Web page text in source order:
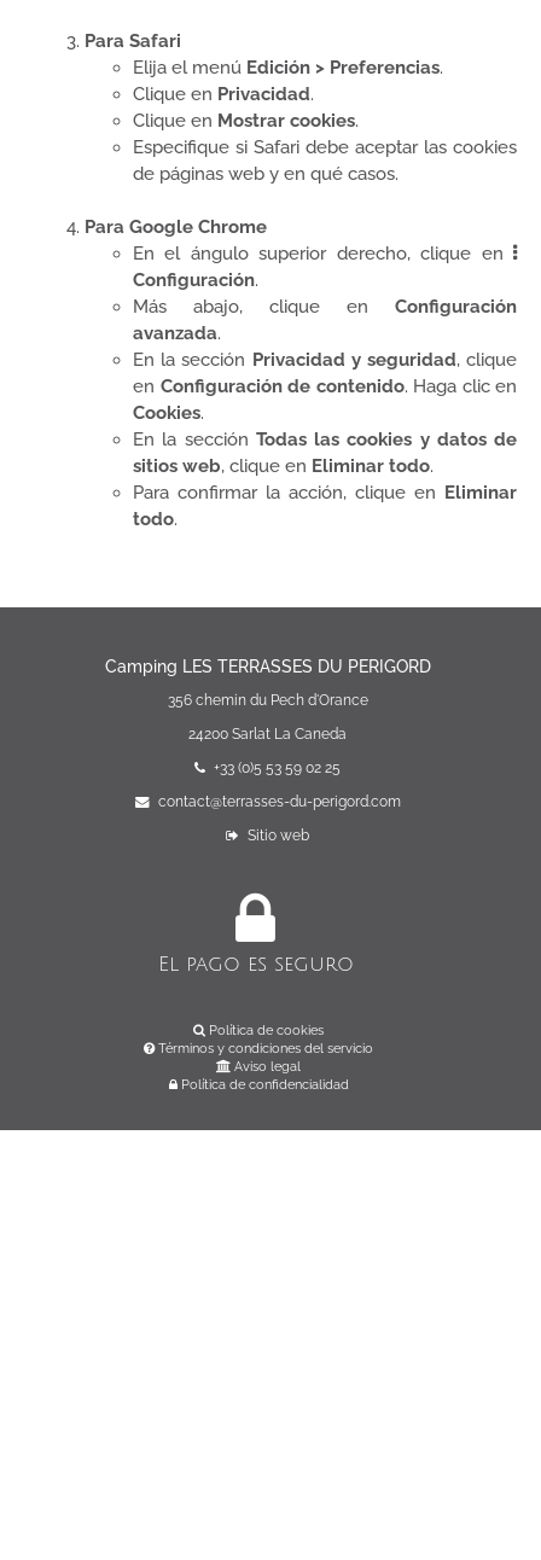
Para Safari
Elija el menú Edición > Preferencias.
Clique en Privacidad.
Clique en Mostrar cookies.
Especifique si Safari debe aceptar las cookies
de páginas web y en qué casos.
Para Google Chrome
En el ángulo superior derecho, clique en
Configuración.
Más abajo, clique en Configuración
avanzada.
En la sección Privacidad y seguridad, clique
en Configuración de contenido. Haga clic en
Cookies.
En la sección Todas las cookies y datos de
sitios web, clique en Eliminar todo.
Para confirmar la acción, clique en Eliminar
todo.
Camping LES TERRASSES DU PERIGORD
356 chemin du Pech d'Orance
24200 Sarlat La Caneda
+33 (0)5 53 59 02 25
contact@terrasses-du-perigord.com
Sitio web
El pago es seguro
Política de cookies
Términos y condiciones del servicio
Aviso legal
Política de confidencialidad